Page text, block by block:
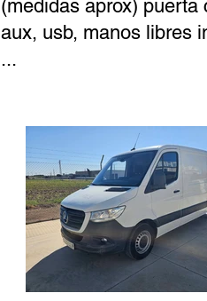
(medidas aprox)
aux, usb, manos libres
...